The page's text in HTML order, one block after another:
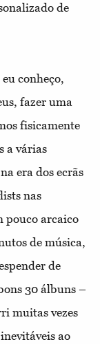
de
conheço,
fazer uma
fisicamente
a várias
era dos ecrãs
nas
pouco arcaico
de música,
de
30 álbuns –
muitas vezes
ao